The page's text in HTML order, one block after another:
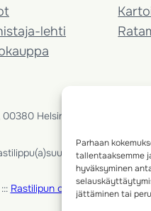
Parhaan
tallentaaksemme
hyväksyminen
jättäminen tai
lehti
00380 Helsinki, Finland
Rastilipun ohjeet